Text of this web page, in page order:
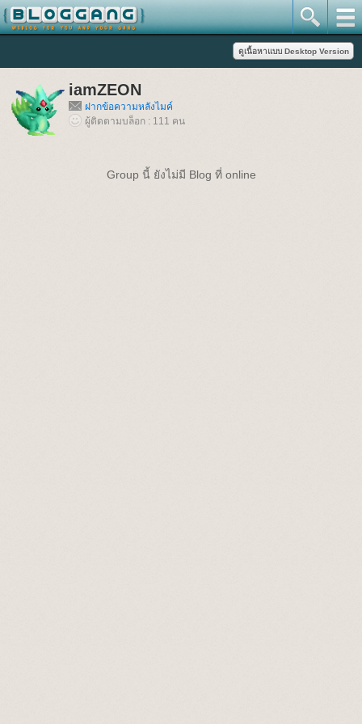
iamZEON
ฝากข้อความหลังไมค์
ผู้ติดตามบล็อก : 111 คน
Group นี้ ยังไม่มี Blog ที่ online